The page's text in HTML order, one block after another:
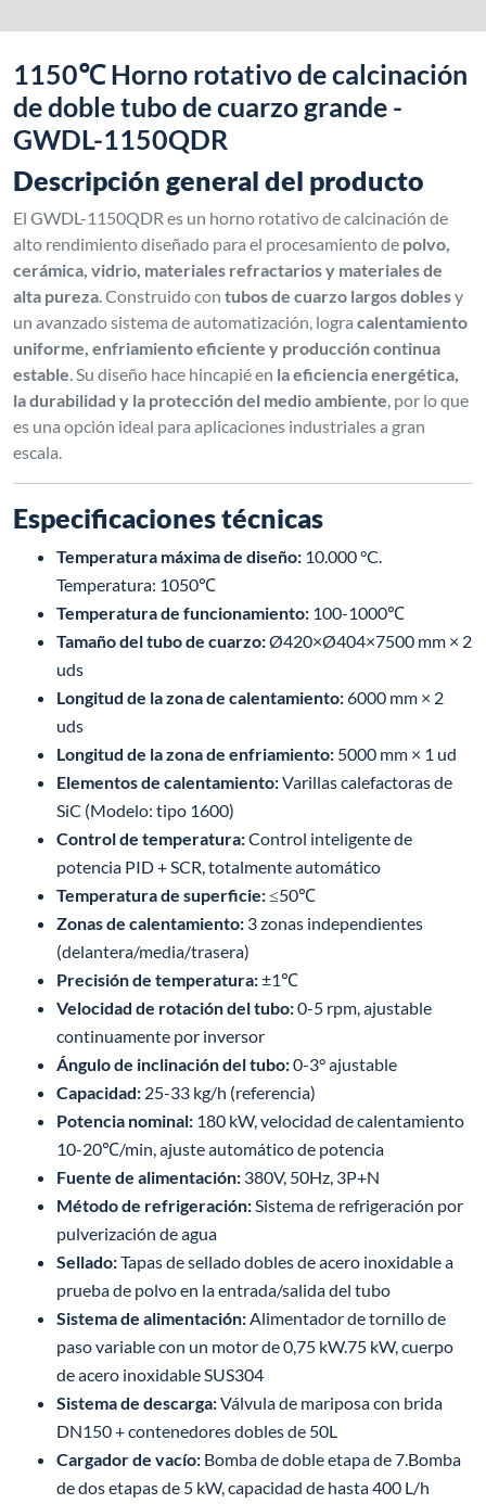
1150℃ Horno rotativo de calcinación
de doble tubo de cuarzo grande -
GWDL-1150QDR
Descripción general del producto
El GWDL-1150QDR es un horno rotativo de calcinación de
alto rendimiento diseñado para el procesamiento de polvo,
cerámica, vidrio, materiales refractarios y materiales de
alta pureza. Construido con tubos de cuarzo largos doblesy
un avanzado sistema de automatización, logra calentamiento
uniforme, enfriamiento eficiente y producción continua
estable. Su diseño hace hincapié en la eficiencia energética,
la durabilidad y la protección del medio ambiente, por lo que
es una opción ideal para aplicaciones industriales a gran
escala.
Especificaciones técnicas
Temperatura máxima de diseño: 10.000 °C.
Temperatura: 1050℃
Temperatura de funcionamiento: 100-1000℃
Tamaño del tubo de cuarzo:Ø420×Ø404×7500 mm × 2
uds
Longitud de la zona de calentamiento:6000 mm × 2
uds
Longitud de la zona de enfriamiento: 5000 mm × 1 ud
Elementos de calentamiento:Varillas calefactoras de
SiC (Modelo: tipo 1600)
Control de temperatura:Control inteligente de
potencia PID + SCR, totalmente automático
Temperatura de superficie:≤50℃
Zonas de calentamiento: 3 zonas independientes
(delantera/media/trasera)
Precisión de temperatura:±1℃
Velocidad de rotación del tubo:0-5 rpm, ajustable
continuamente por inversor
Ángulo de inclinación del tubo:0-3° ajustable
Capacidad: 25-33 kg/h (referencia)
Potencia nominal: 180 kW, velocidad de calentamiento
10-20℃/min, ajuste automático de potencia
Fuente de alimentación: 380V, 50Hz, 3P+N
Método de refrigeración:Sistema de refrigeración por
pulverización de agua
Sellado:Tapas de sellado dobles de acero inoxidable a
prueba de polvo en la entrada/salida del tubo
Sistema de alimentación:Alimentador de tornillo de
paso variable con un motor de 0,75 kW.75 kW, cuerpo
de acero inoxidable SUS304
Sistema de descarga:Válvula de mariposa con brida
DN150 + contenedores dobles de 50L
Cargador de vacío: Bomba de doble etapa de 7.Bomba
de dos etapas de 5 kW, capacidad de hasta 400 L/h